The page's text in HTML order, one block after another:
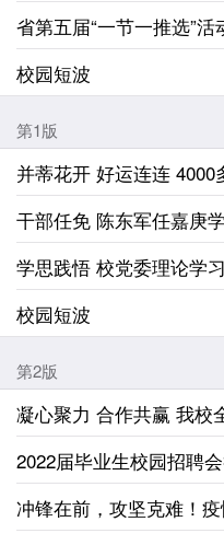
省第五届“一节一推选”活
校园短波
第1版
并蒂花开 好运连连
干部任免 陈东军任嘉庚
学思践悟 校党委理论学
校园短波
第2版
冲锋在前，攻坚克难！